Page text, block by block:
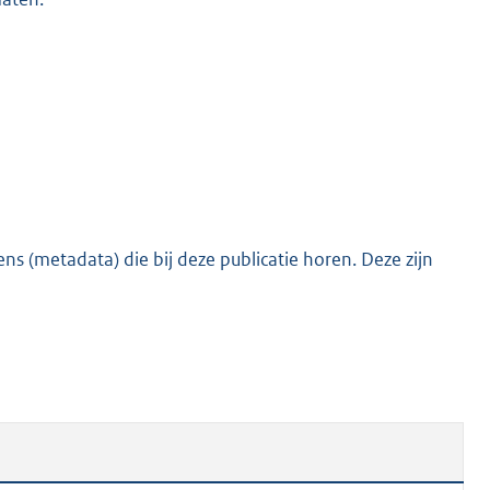
b
(metadata) die bij deze publicatie horen. Deze zijn